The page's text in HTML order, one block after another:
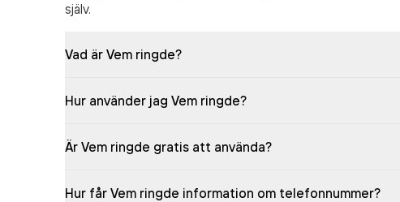
själv.
Vad är Vem ringde?
Hur använder jag Vem ringde?
Är Vem ringde gratis att använda?
Hur får Vem ringde information om telefonnummer?